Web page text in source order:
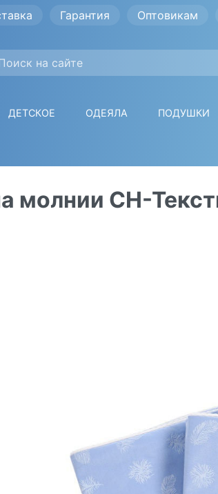
Гарантия Оптовикам
ДЕТСКОЕ ОДЕЯЛА ПОДУШКИ
молнии СН-